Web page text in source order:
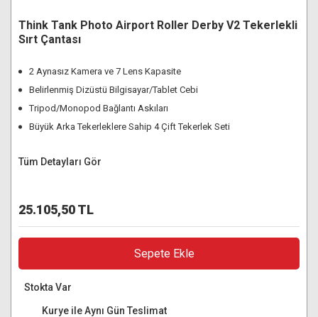
Think Tank Photo Airport Roller Derby V2 Tekerlekli
Sırt Çantası
2 Aynasız Kamera ve 7 Lens Kapasite
Belirlenmiş Dizüstü Bilgisayar/Tablet Cebi
Tripod/Monopod Bağlantı Askıları
Büyük Arka Tekerleklere Sahip 4 Çift Tekerlek Seti
Tüm Detayları Gör
25.105,50 TL
Sepete Ekle
Stokta Var
Kurye ile Aynı Gün Teslimat